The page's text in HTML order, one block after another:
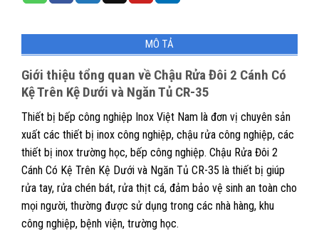
MÔ TẢ
Giới thiệu tổng quan về Chậu Rửa Đôi 2 Cánh Có
Kệ Trên Kệ Dưới và Ngăn Tủ CR-35
Thiết bị bếp công nghiệp Inox Việt Nam là đơn vị chuyên sản
xuất các thiết bị inox công nghiệp, chậu rửa công nghiệp, các
thiết bị inox trường học, bếp công nghiệp. Chậu Rửa Đôi 2
Cánh Có Kệ Trên Kệ Dưới và Ngăn Tủ CR-35 là thiết bị giúp
rửa tay, rửa chén bát, rửa thịt cá, đảm bảo vệ sinh an toàn cho
mọi người, thường được sử dụng trong các nhà hàng, khu
công nghiệp, bệnh viện, trường học.